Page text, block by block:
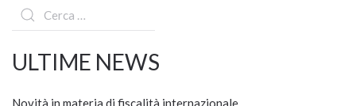
ULTIME NEWS
Novità in materia di fiscalità internazionale